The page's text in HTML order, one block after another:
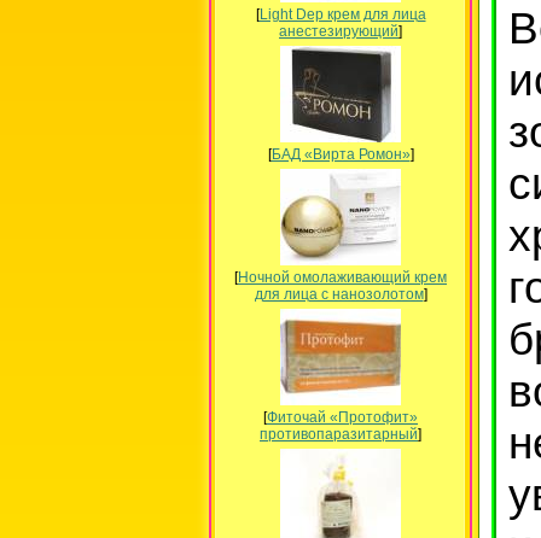
[Light Dep крем для лица
анестезирующий]
[БАД «Вирта Ромон»]
[Ночной омолаживающий крем
для лица с нанозолотом]
[Фиточай «Протофит»
противопаразитарный]